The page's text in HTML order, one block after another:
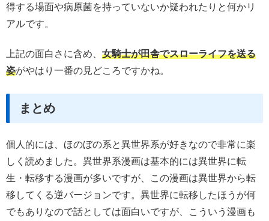
得する場面や病原菌を持っていないか疑われたりと何かリ
アルです。
上記の面白さに含め、 女騎士が田舎でスローライフを送る
姿がやはり一番の見どころですかね。
まとめ
個人的には、ほのぼの系と異世界系が好きなので非常に楽
しく読めました。異世界系漫画は基本的には異世界に転
生・転移する漫画が多いですが、この漫画は異世界から転
移してくる逆バージョンです。異世界に転移したほうが何
でもありなので話としては面白いですが、こういう漫画も